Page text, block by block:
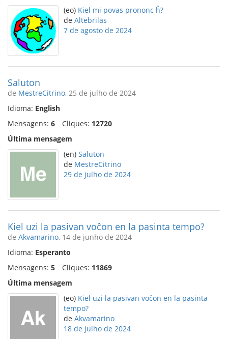
(eo) Kiel mi povas prononc ĥ?
de Altebrilas
7 de agosto de 2024
Saluton
de MestreCitrino, 25 de julho de 2024
Idioma: English
Mensagens: 6 Cliques: 12720
Última mensagem
(en) Saluton
de MestreCitrino
29 de julho de 2024
Kiel uzi la pasivan voĉon en la pasinta tempo?
de Akvamarino, 14 de junho de 2024
Idioma: Esperanto
Mensagens: 5 Cliques: 11869
Última mensagem
(eo) Kiel uzi la pasivan voĉon en la pasinta
tempo?
de Akvamarino
18 de julho de 2024